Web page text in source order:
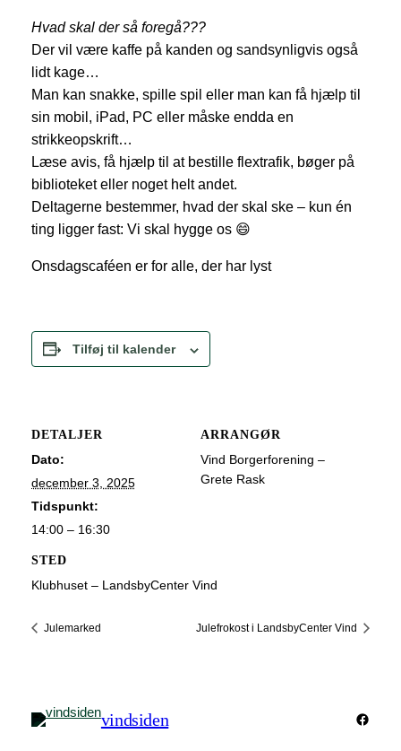
Hvad skal der så foregå???
Der vil være kaffe på kanden og sandsynligvis også
lidt kage…
Man kan snakke, spille spil eller man kan få hjælp til
sin mobil, iPad, PC eller måske endda en
strikkeopskrift…
Læse avis, få hjælp til at bestille flextrafik, bøger på
biblioteket eller noget helt andet.
Deltagerne bestemmer, hvad der skal ske – kun én
ting ligger fast: Vi skal hygge os 😄
Onsdagscaféen er for alle, der har lyst
Tilføj til kalender
DETALJER
Dato:
december 3, 2025
Tidspunkt:
14:00 – 16:30
STED
Klubhuset – LandsbyCenter Vind
ARRANGØR
Vind Borgerforening –
Grete Rask
Julemarked Julefrokost i LandsbyCenter Vind
vindsiden